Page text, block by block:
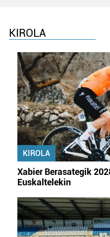
fitxategiak erabiltzen ditu.
baliatzen gara. Ohar hau
erabiltzeko baimen
irakurri
KIROLA
KIROLA
Xabier Berasategik
Euskaltelekin